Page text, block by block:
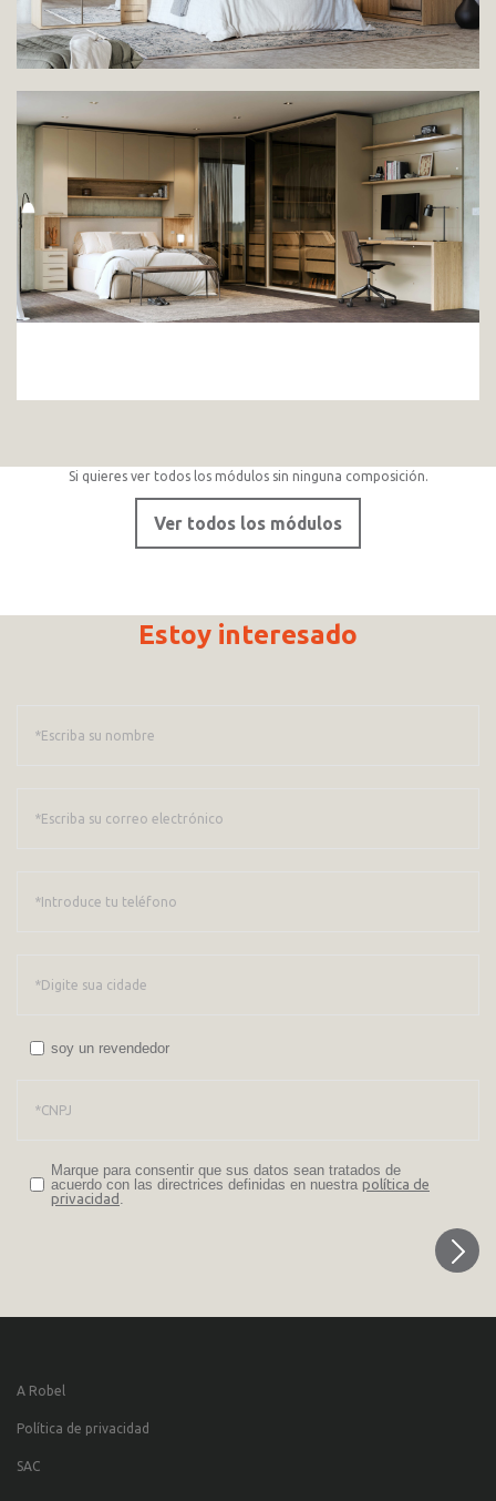
Si quieres ver todos los módulos sin ninguna composición.
Ver todos los módulos
Estoy interesado
soy un revendedor
Marque para consentir que sus datos sean tratados de
acuerdo con las directrices definidas en nuestra política de
privacidad
A Robel
Política de privacidad
SAC